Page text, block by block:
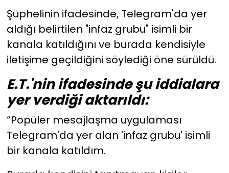
Şüphelinin ifadesinde, Telegram'da yer
aldığı belirtilen "infaz grubu" isimli bir
kanala katıldığını ve burada kendisiyle
iletişime geçildiğini söylediği öne sürüldü.
E.T.'nin ifadesinde şu iddialara
yer verdiği aktarıldı:
“Popüler mesajlaşma uygulaması
Telegram'da yer alan 'infaz grubu' isimli
bir kanala katıldım.